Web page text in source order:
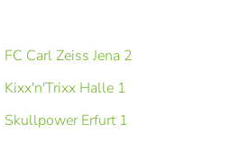
FC Carl Zeiss Jena 2
Kixx'n'Trixx Halle 1
Skullpower Erfurt 1